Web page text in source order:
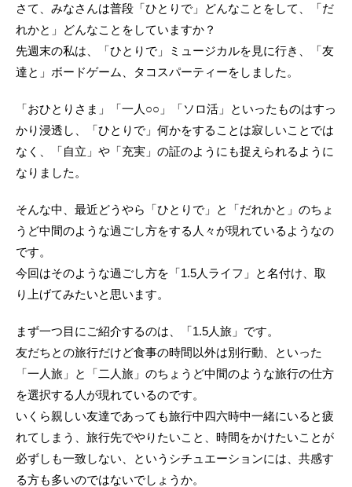
さて、みなさんは普段「ひとりで」どんなことをして、「だ
れかと」どんなことをしていますか？
先週末の私は、「ひとりで」ミュージカルを見に行き、「友
達と」ボードゲーム、タコスパーティーをしました。
「おひとりさま」「一人○○」「ソロ活」といったものはすっ
かり浸透し、「ひとりで」何かをすることは寂しいことでは
なく、「自立」や「充実」の証のようにも捉えられるように
なりました。
そんな中、最近どうやら「ひとりで」と「だれかと」のちょ
うど中間のような過ごし方をする人々が現れているようなの
です。
今回はそのような過ごし方を「1.5人ライフ」と名付け、取
り上げてみたいと思います。
まず一つ目にご紹介するのは、「1.5人旅」です。
友だちとの旅行だけど食事の時間以外は別行動、といった
「一人旅」と「二人旅」のちょうど中間のような旅行の仕方
を選択する人が現れているのです。
いくら親しい友達であっても旅行中四六時中一緒にいると疲
れてしまう、旅行先でやりたいこと、時間をかけたいことが
必ずしも一致しない、というシチュエーションには、共感す
る方も多いのではないでしょうか。